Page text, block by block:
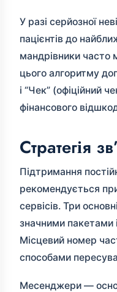
У разі серйозної
пацієнтів до
мандрівники часто
цього алгоритму
і “Чек” (офіційний
фінансового
Стратегія
Підтримання
рекомендується
сервісів. Три
значними пакетами
Місцевий номер
способами
Месенджери —